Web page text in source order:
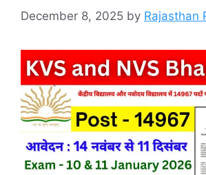
December 8, 2025 by Rajasthan